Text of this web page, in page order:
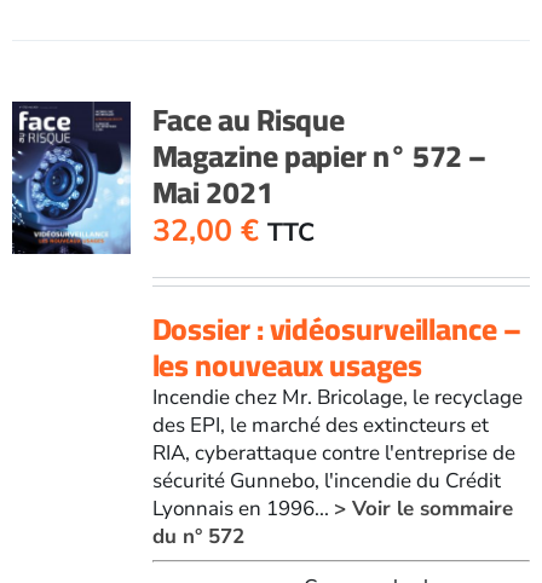
571
-
Avril
Face au Risque
Magazine papier n° 572 –
Mai 2021
32,00 € TTC
Dossier : vidéosurveillance –
les nouveaux usages
Incendie chez Mr. Bricolage, le recyclage
des EPI, le marché des extincteurs et
RIA, cyberattaque contre l'entreprise de
sécurité Gunnebo, l'incendie du Crédit
Lyonnais en 1996... > Voir le sommaire
du n° 572